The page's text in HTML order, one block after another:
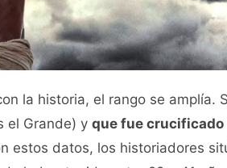
la historia, el rango se amplía.
el Grande) y que fue crucificado
estos datos, los historiadores